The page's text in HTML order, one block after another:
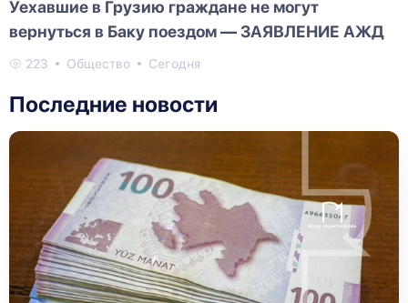
Уехавшие в Грузию граждане не могут
вернуться в Баку поездом — ЗАЯВЛЕНИЕ АЖД
223 Общество Сегодня
Последние новости